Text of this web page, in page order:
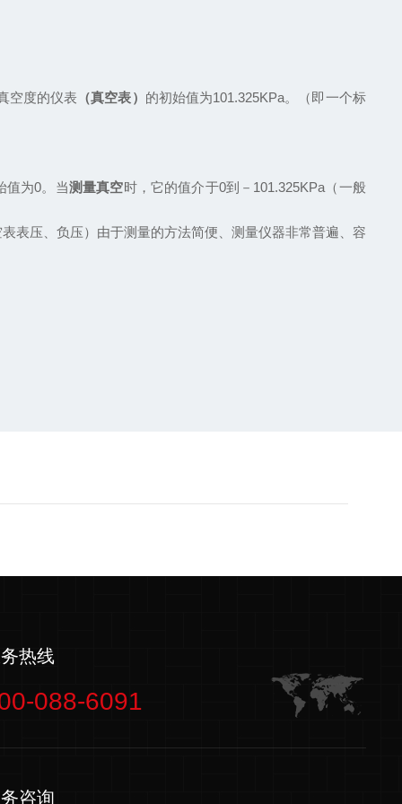
空度的仪表 （真空表） 的初始值为101.325KPa。（即一个标
值为0。当测量真空时，它的值介于0到－101.325KPa（一般
表压、负压） 由于测量的方法简便 、测量仪器非常普遍、容
热线
088-6091
咨询